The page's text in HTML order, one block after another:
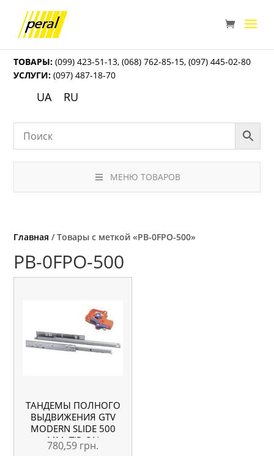
ТОВАРЫ: (099) 423-51-13,(068) 762-85-15,(097) 445-02-80
УСЛУГИ: (097) 487-18-70
UA RU
МЕНЮ ТОВАРОВ
Главная / Товары с меткой «PB-0FPO-500»
PB-0FPO-500
ТАНДЕМЫ ПОЛНОГО
ВЫДВИЖЕНИЯ GTV
MODERN SLIDE 500
ММ, TIP-ON
780,59 грн.